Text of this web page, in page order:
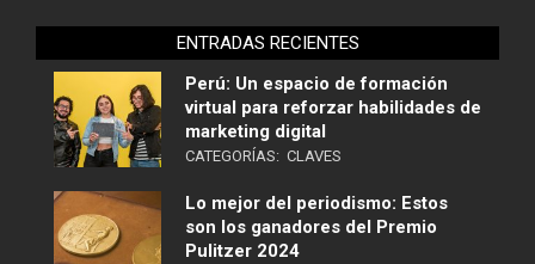
ENTRADAS RECIENTES
Perú: Un espacio de formación
virtual para reforzar habilidades de
marketing digital
CATEGORÍAS: CLAVES
Lo mejor del periodismo: Estos
son los ganadores del Premio
Pulitzer 2024